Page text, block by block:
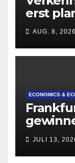
erst
AUG. 8, 2026
ECONOMICS &
JULI 13,